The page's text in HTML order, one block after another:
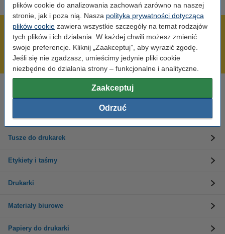
plików cookie do analizowania zachowań zarówno na naszej
stronie, jak i poza nią. Nasza polityka prywatności dotycząca
plików cookie zawiera wszystkie szczegóły na temat rodzajów
tych plików i ich działania. W każdej chwili możesz zmienić
swoje preferencje. Kliknij „Zaakceptuj”, aby wyrazić zgodę.
Jeśli się nie zgadzasz, umieścimy jedynie pliki cookie
niezbędne do działania strony – funkcjonalne i analityczne.
Zaakceptuj
Odrzuć
600 tysięcy zadowolonych klientów
Wysyłka już dzisiaj!
Najniższe ceny!
Potrzebujesz pomocy?
Skontaktuj się z nami 123 123 270
Pn-Pt od 8:00 do 16:00
Tusze do drukarek
Etykiety i taśmy
Drukarki
Materiały biurowe
Papiery do drukarki